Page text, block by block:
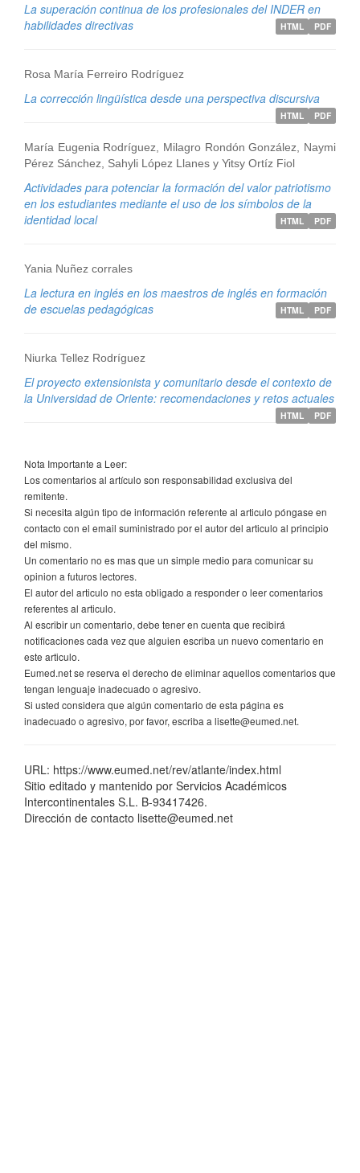
La superación continua de los profesionales del INDER en
habilidades directivas
PDF
HTML
Rosa María Ferreiro Rodríguez
La corrección lingüística desde una perspectiva discursiva
PDF
HTML
María Eugenia Rodríguez, Milagro Rondón González, Naymi
Pérez Sánchez, Sahyli López Llanes y Yitsy Ortíz Fiol
Actividades para potenciar la formación del valor patriotismo
en los estudiantes mediante el uso de los símbolos de la
identidad local
PDF
HTML
Yania Nuñez corrales
La lectura en inglés en los maestros de inglés en formación
de escuelas pedagógicas
PDF
HTML
Niurka Tellez Rodríguez
El proyecto extensionista y comunitario desde el contexto de
la Universidad de Oriente: recomendaciones y retos actuales
PDF
HTML
Nota Importante a Leer:
Los comentarios al artículo son responsabilidad exclusiva del
remitente.
Si necesita algún tipo de información referente al articulo póngase en
contacto con el email suministrado por el autor del articulo al principio
del mismo.
Un comentario no es mas que un simple medio para comunicar su
opinion a futuros lectores.
El autor del articulo no esta obligado a responder o leer comentarios
referentes al articulo.
Al escribir un comentario, debe tener en cuenta que recibirá
notificaciones cada vez que alguien escriba un nuevo comentario en
este articulo.
Eumed.net se reserva el derecho de eliminar aquellos comentarios que
tengan lenguaje inadecuado o agresivo.
Si usted considera que algún comentario de esta página es
inadecuado o agresivo, por favor, escriba a lisette@eumed.net.
URL: https://www.eumed.net/rev/atlante/index.html
Sitio editado y mantenido por Servicios Académicos
Intercontinentales S.L. B-93417426.
Dirección de contacto lisette@eumed.net